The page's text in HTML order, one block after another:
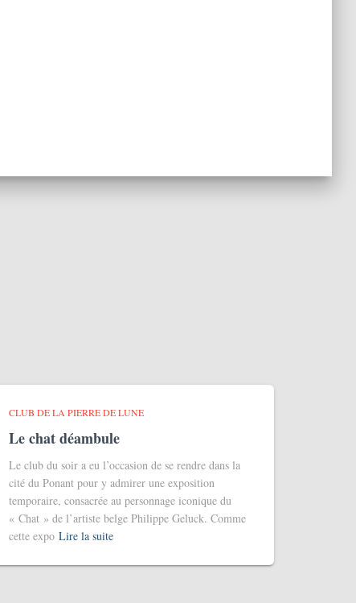
CLUB DE LA PIERRE DE LUNE
Le chat déambule
Le club du soir a eu l’occasion de se rendre dans la
cité du Ponant pour y admirer une exposition
temporaire, consacrée au personnage iconique du
« Chat » de l’artiste belge Philippe Geluck. Comme
cette expo Lire la suite